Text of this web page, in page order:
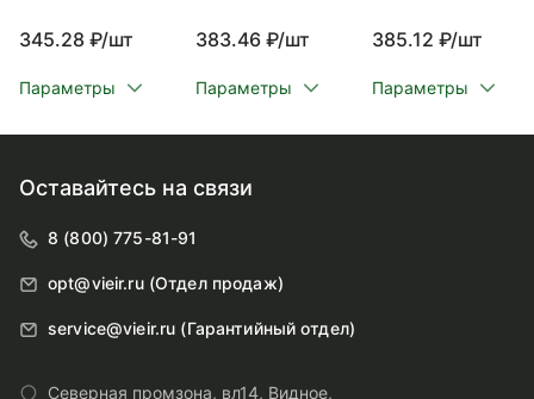
345.28 ₽/шт
Параметры
383.46 ₽/шт
Параметры
385.12 ₽/шт
Параметры
Оставайтесь на связи
8 (800) 775-81-91
opt@vieir.ru (Отдел продаж)
service@vieir.ru (Гарантийный отдел)
Северная промзона, вл14, Видное,